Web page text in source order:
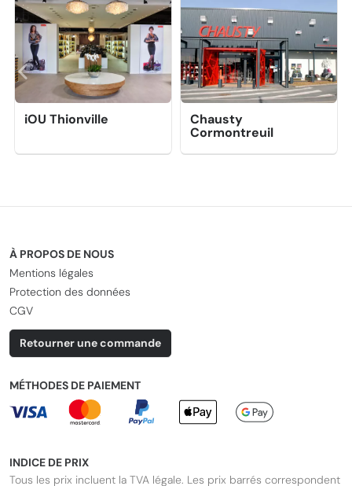
iOU Thionville
Chausty
Cormontreuil
À PROPOS DE NOUS
Mentions légales
Protection des données
CGV
Retourner une commande
MÉTHODES DE PAIEMENT
INDICE DE PRIX
Tous les prix incluent la TVA légale. Les prix barrés correspondent